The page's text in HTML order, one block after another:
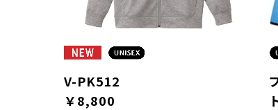
V-PK512
￥8,800